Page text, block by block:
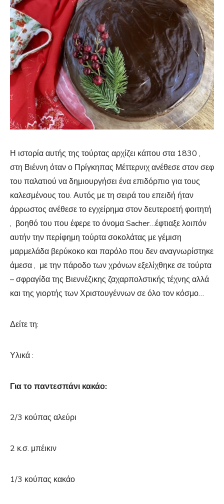
Η ιστορία αυτής της τούρτας αρχίζει κάπου στα 1830 ,
στη Βιέννη όταν ο Πρίγκηπας Μέττερνιχ ανέθεσε στον σεφ
του παλατιού να δημιουργήσει ένα επιδόρπιο για τους
καλεσμένους του. Αυτός με τη σειρά του επειδή ήταν
άρρωστος ανέθεσε το εγχείρημα στον δευτεροετή φοιτητή
, βοηθό του που έφερε το όνομα Sacher…έφτιαξε λοιπόν
αυτήν την περίφημη τούρτα σοκολάτας με γέμιση
μαρμελάδα βερύκοκο και παρόλο που δεν αναγνωρίστηκε
άμεσα , με την πάροδο των χρόνων εξελίχθηκε σε τούρτα
– σφραγίδα της Βιεννέζικης ζαχαρπολστικής τέχνης αλλά
και της γιορτής των Χριστουγέννων σε όλο τον κόσμο…
Δείτε τη:
Υλικά :
Για το παντεσπάνι κακάο:
2/3 κούπας αλεύρι
2 κ.σ. μπέικιν
1/3 κούπας κακάο